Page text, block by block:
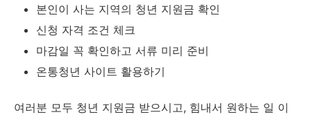
본인이 사는 지역의 청년 지원금 확인
신청 자격 조건 체크
마감일 꼭 확인하고 서류 미리 준비
온통청년 사이트 활용하기
여러분 모두 청년 지원금 받으시고, 힘내서 원하는 일 이